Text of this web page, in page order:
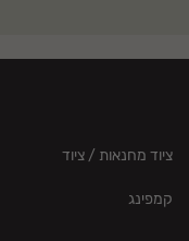
ציוד מחנאות / ציוד
קמפינג